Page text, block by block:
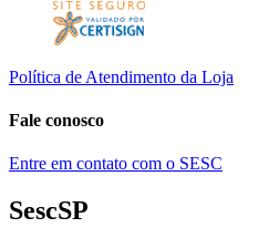
Política de Atendimento da Loja
Fale conosco
Entre em contato com o SESC
SescSP